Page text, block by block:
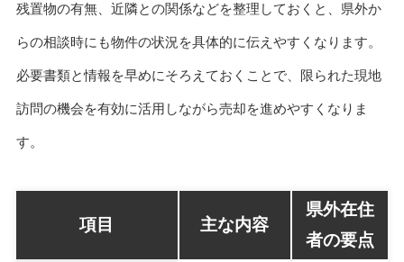
残置物の有無、近隣との関係などを整理しておくと、県外か
らの相談時にも物件の状況を具体的に伝えやすくなります。
必要書類と情報を早めにそろえておくことで、限られた現地
訪問の機会を有効に活用しながら売却を進めやすくなりま
す。
項目 主な内容
県外在住
者の要点